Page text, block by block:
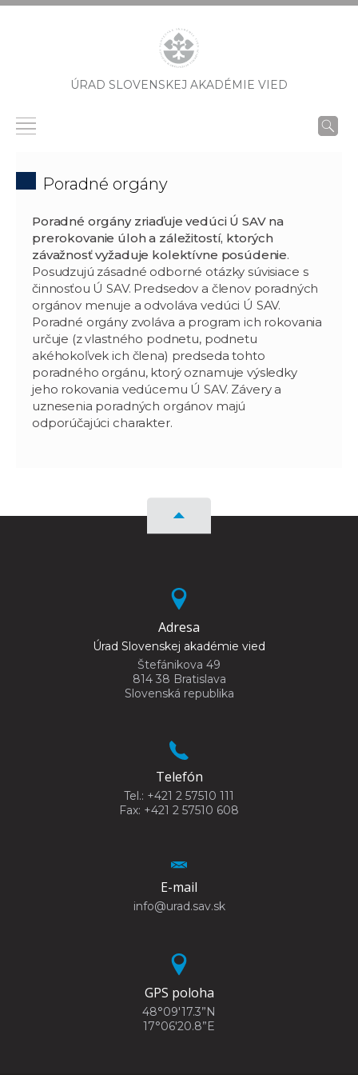
ÚRAD SLOVENSKEJ AKADÉMIE VIED
Poradné orgány
Poradné orgány zriaďuje vedúci Ú SAV na
prerokovanie úloh a záležitostí, ktorých
závažnosť vyžaduje kolektívne posúdenie.
Posudzujú zásadné odborné otázky súvisiace s
činnosťou Ú SAV. Predsedov a členov poradných
orgánov menuje a odvoláva vedúci Ú SAV.
Poradné orgány zvoláva a program ich rokovania
určuje (z vlastného podnetu, podnetu
akéhokoľvek ich člena) predseda tohto
poradného orgánu, ktorý oznamuje výsledky
jeho rokovania vedúcemu Ú SAV. Závery a
uznesenia poradných orgánov majú
odporúčajúci charakter.
Adresa
Úrad Slovenskej akadémie vied
Štefánikova 49
814 38 Bratislava
Slovenská republika
Telefón
Tel.: +421 2 57510 111
Fax: +421 2 57510 608
E-mail
info@urad.sav.sk
GPS poloha
48°09'17.3”N
17°06'20.8”E